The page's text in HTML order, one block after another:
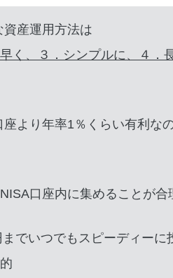
産運用方法は
く、３．シンプルに、４．
より年率1％くらい有利な
口座内に集めることが合
までいつでもスピーディー